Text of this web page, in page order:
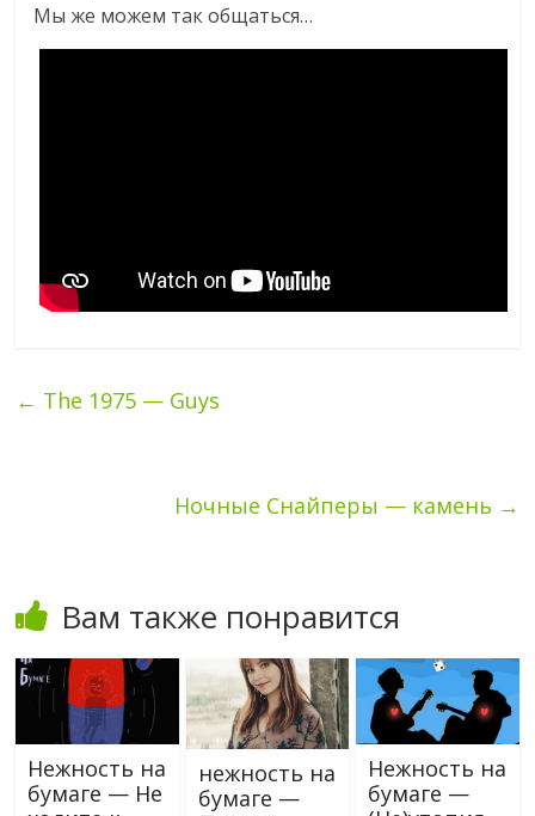
Мы же можем так общаться…
← The 1975 — Guys
Ночные Снайперы — камень →
Вам также понравится
Нежность на
бумаге — Не
нежность на
бумаге —
Нежность на
бумаге —